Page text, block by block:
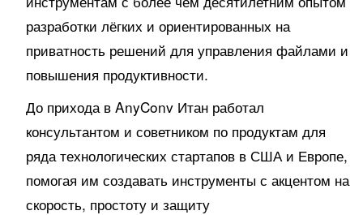
разработки лёгких и ориентированных на
приватность решений для управления файлами и
повышения продуктивности.
До прихода в AnyConv Итан работал
консультантом и советником по продуктам для
ряда технологических стартапов в США и Европе,
помогая им создавать инструменты с акцентом на
скорость, простоту и защиту